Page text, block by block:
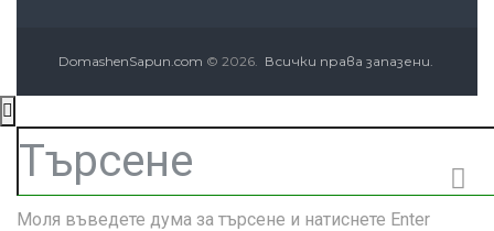
DomashenSapun.com © 2026. Всички права запазени.
Моля въведете дума за търсене и натиснете Enter